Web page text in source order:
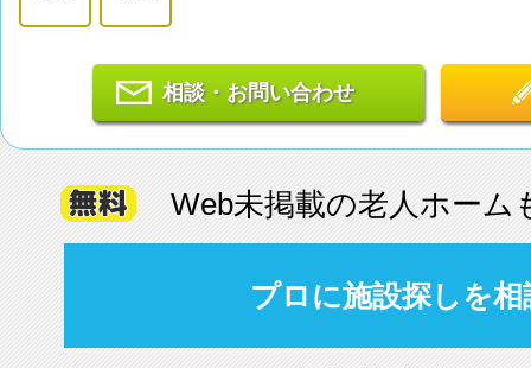
相談・お問い合わせ
Web未掲載の老人ホーム
プロに施設探しを